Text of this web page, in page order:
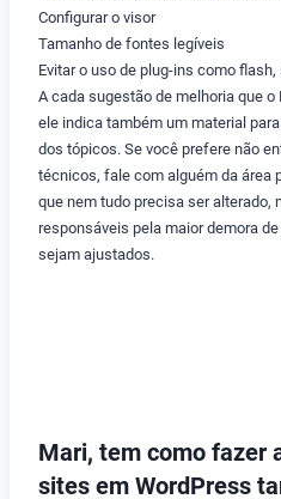
Configurar o visor
Tamanho de fontes legíveis
Evitar o uso de plug-ins como
A cada sugestão de melhoria que
ele indica também um material
dos tópicos. Se você prefere não
técnicos, fale com alguém da área
que nem tudo precisa ser alterado,
responsáveis pela maior demora
sejam ajustados.
Mari, tem como fazer
sites em WordPress